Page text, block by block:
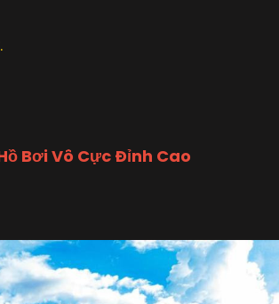
Bơi Vô Cực Đỉnh Cao